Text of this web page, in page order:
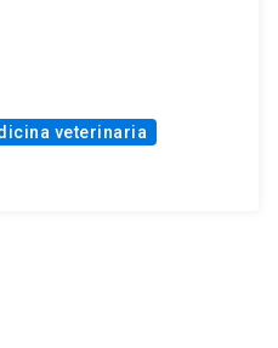
veterinaria